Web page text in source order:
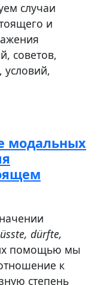
случаи
и
советов,
модальных
dürfte,
помощью мы
к
степень